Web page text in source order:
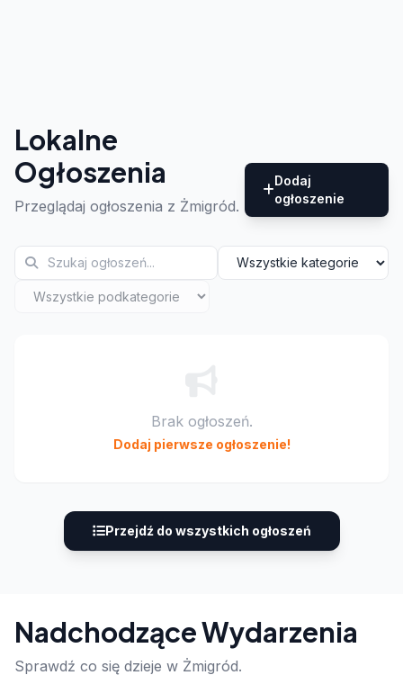
Lokalne
Ogłoszenia
Przeglądaj ogłoszenia z Żmigród.
Dodaj
ogłoszenie
Brak ogłoszeń.
Dodaj pierwsze ogłoszenie!
Przejdź do wszystkich ogłoszeń
Nadchodzące Wydarzenia
Sprawdź co się dzieje w Żmigród.